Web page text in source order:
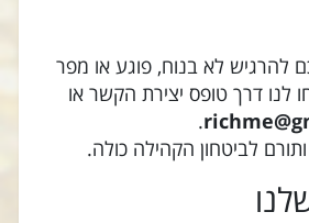
להרגיש לא בנוח, פוגע או מפר
לנו דרך טופס יצירת הקשר או
.
לביטחון הקהילה כולה.